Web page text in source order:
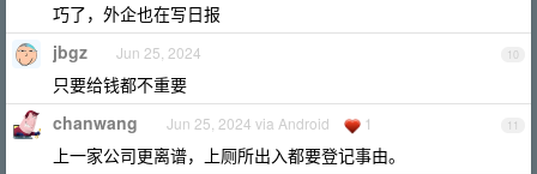
巧了，外企也在写日报
10
jbgz Jun 25, 2024
只要给钱都不重要
11
chanwang Jun 25, 2024 via Android 1
上一家公司更离谱，上厕所出入都要登记事由。